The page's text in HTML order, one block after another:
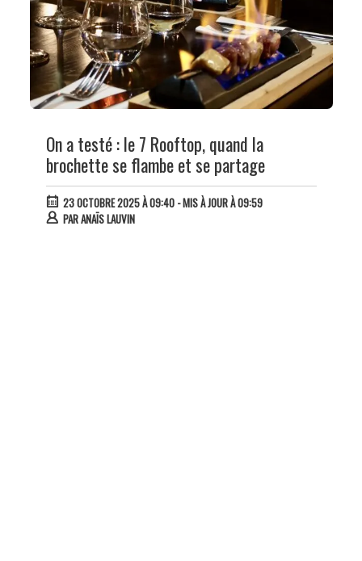
On a testé : le 7 Rooftop, quand la
brochette se flambe et se partage
23 OCTOBRE 2025 À 09:40- MIS À JOUR À 09:59
PARANAÏS LAUVIN